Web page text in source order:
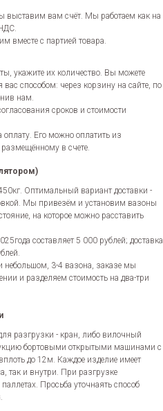
выставим вам счёт. Мы работаем как на
вместе с партией товара.
укажите их количество. Вы можете
способом: через корзину на сайте, по
нам.
сроков и стоимости
Его можно оплатить из
в счете.
Оптимальный вариант доставки -
Мы привезём и установим вазоны
на которое можно расставить
составляет 5 000 рублей; доставка
небольшом, 3-4 вазона, заказе мы
и разделяем стоимость на два-три
разгрузки - кран, либо вилочный
бортовыми открытыми машинами с
до 12м. Каждое изделие имеет
так и внутри. При разгрузке
Просьба уточнаять способ